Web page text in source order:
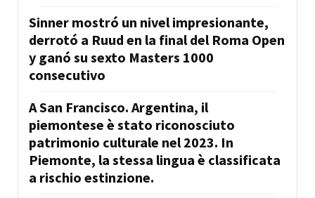
Sinner mostró un nivel impresionante,
derrotó a Ruud en la final del Roma Open
y ganó su sexto Masters 1000
consecutivo
A San Francisco. Argentina, il
piemontese è stato riconosciuto
patrimonio culturale nel 2023. In
Piemonte, la stessa lingua è classificata
a rischio estinzione.